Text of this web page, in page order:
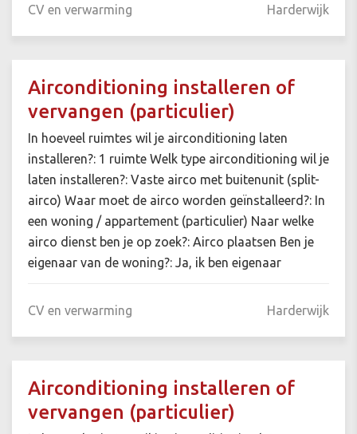
CV en verwarming Harderwijk
Airconditioning installeren of
vervangen (particulier)
In hoeveel ruimtes wil je airconditioning laten
installeren?: 1 ruimte Welk type airconditioning wil je
laten installeren?: Vaste airco met buitenunit (split-
airco) Waar moet de airco worden geïnstalleerd?: In
een woning / appartement (particulier) Naar welke
airco dienst ben je op zoek?: Airco plaatsen Ben je
eigenaar van de woning?: Ja, ik ben eigenaar
CV en verwarming Harderwijk
Airconditioning installeren of
vervangen (particulier)